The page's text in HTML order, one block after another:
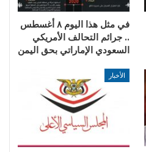
في مثل هذا اليوم ٨ أغسطس
.. جرائم التحالف الأمريكي
السعودي الإماراتي بحق اليمن
الأخبار